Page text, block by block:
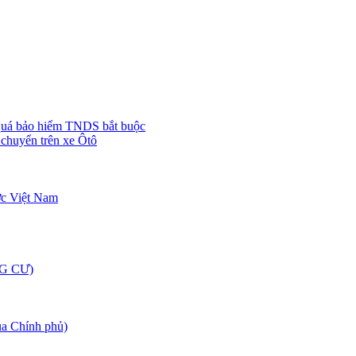
bảo hiểm TNDS bắt buộc
trên xe Ôtô
Việt Nam
CƯ)
Chính phủ)